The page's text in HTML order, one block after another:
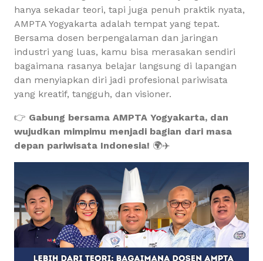
hanya sekadar teori, tapi juga penuh praktik nyata,
AMPTA Yogyakarta adalah tempat yang tepat.
Bersama dosen berpengalaman dan jaringan
industri yang luas, kamu bisa merasakan sendiri
bagaimana rasanya belajar langsung di lapangan
dan menyiapkan diri jadi profesional pariwisata
yang kreatif, tangguh, dan visioner.
👉 Gabung bersama AMPTA Yogyakarta, dan
wujudkan mimpimu menjadi bagian dari masa
depan pariwisata Indonesia! 🌍✈️